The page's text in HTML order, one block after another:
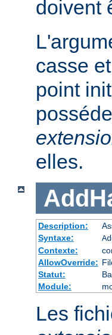
doivent
casse
point
elles.
Description:
Syntaxe:
Contexte:
AllowOverride:
Statut:
Module:
Les